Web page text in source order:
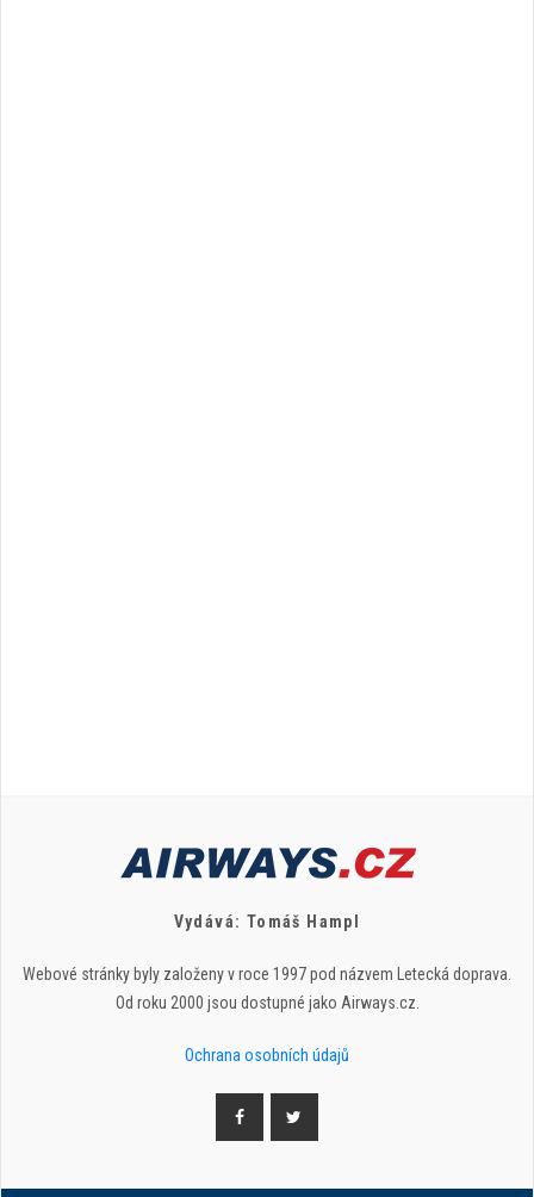
Vydává: Tomáš Hampl
Webové stránky byly založeny v roce 1997 pod názvem Letecká doprava.
Od roku 2000 jsou dostupné jako Airways.cz.
Ochrana osobních údajů